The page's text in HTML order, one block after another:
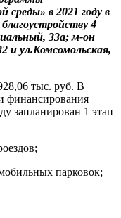
среды» в 2021 году в
4
33а; м-он
ул.Комсомольская,
тыс. руб. В
финансирования
запланирован 1 этап
парковок;